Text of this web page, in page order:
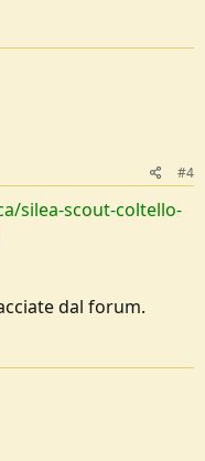
#4
silea-scout-coltello-
dal forum.